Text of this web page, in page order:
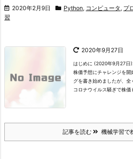
2020年2月9日 Python, コンピュータ , プ
習
2020年9月27日
はじめに (2020年9月27日)
株価予想にチャレンジを開
グを書き始めましたが、全
コロナウイルス騒ぎで株価
記事を読む 機械学習で